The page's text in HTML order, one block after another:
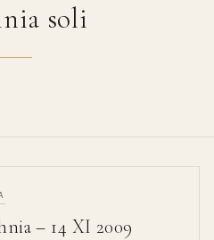
soli
– 14 XI 2009